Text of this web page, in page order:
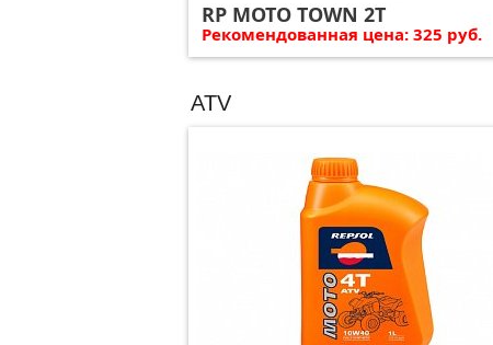
RP MOTO TOWN 2T
Рекомендованная цена: 325 руб.
ATV